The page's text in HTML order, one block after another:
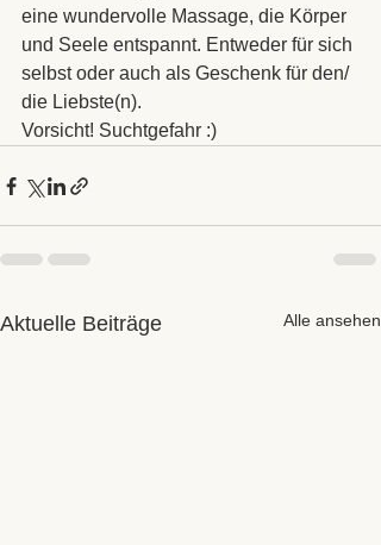
eine wundervolle Massage, die Körper
und Seele entspannt. Entweder für sich
selbst oder auch als Geschenk für den/
die Liebste(n).
Vorsicht! Suchtgefahr :)
Aktuelle Beiträge Alle ansehen